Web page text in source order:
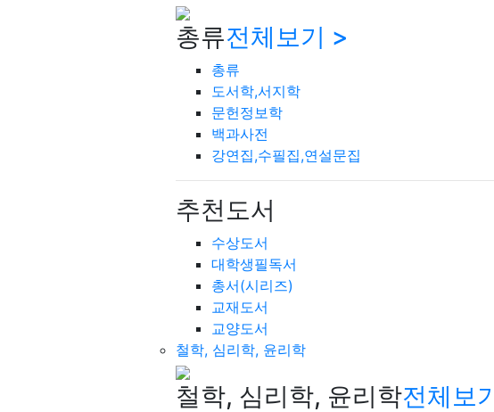
총류전체보기 >
총류
도서학,서지학
문헌정보학
백과사전
강연집,수필집,연설문집
추천도서
수상도서
대학생필독서
총서(시리즈)
교재도서
교양도서
철학, 심리학, 윤리학
철학, 심리학, 윤리학전체보